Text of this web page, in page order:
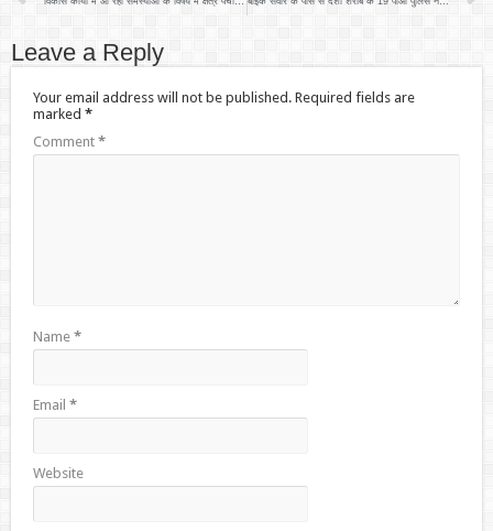
Leave a Reply
Your email address will not be published. Required fields are
marked *
Comment *
Name *
Email *
Website